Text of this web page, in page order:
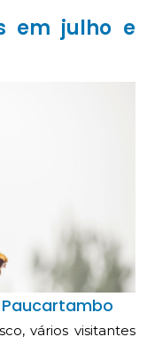
em julho e
vários visitantes